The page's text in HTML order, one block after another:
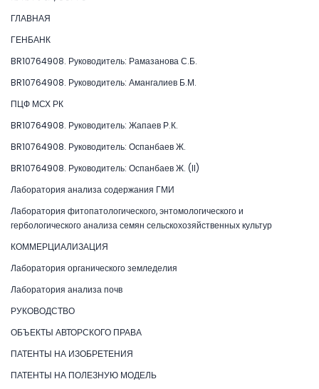
ГЛАВНАЯ
ГЕНБАНК
BR10764908. Руководитель: Рамазанова С.Б.
BR10764908. Руководитель: Амангалиев Б.М.
ПЦФ МСХ РК
BR10764908. Руководитель: Жапаев Р.К.
BR10764908. Руководитель: Оспанбаев Ж.
BR10764908. Руководитель: Оспанбаев Ж. (II)
Лаборатория анализа содержания ГМИ
Лаборатория фитопатологического, энтомологического и
гербологического анализа семян сельскохозяйственных культур
КОММЕРЦИАЛИЗАЦИЯ
Лаборатория органического земледелия
Лаборатория анализа почв
РУКОВОДСТВО
ОБЪЕКТЫ АВТОРСКОГО ПРАВА
ПАТЕНТЫ НА ИЗОБРЕТЕНИЯ
ПАТЕНТЫ НА ПОЛЕЗНУЮ МОДЕЛЬ